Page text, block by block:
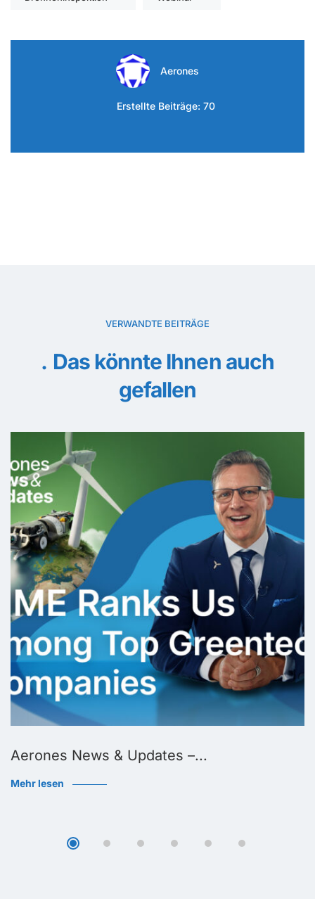
Aerones
Erstellte Beiträge: 70
VERWANDTE BEITRÄGE
Das könnte Ihnen auch
gefallen
Aerones News & Updates –...
Mehr lesen